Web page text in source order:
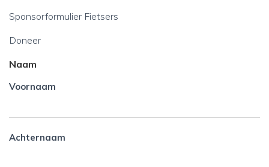
Sponsorformulier Fietsers
Doneer
Naam
Voornaam
Achternaam